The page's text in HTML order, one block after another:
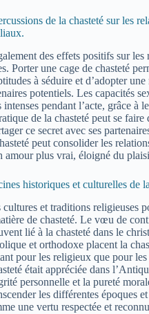
de la chasteté sur les
des effets positifs sur les
Porter une cage de chasteté
à séduire et d’adopter
potentiels. Les capacités
pendant l’acte, grâce à
de la chasteté peut se faire
ce secret avec ses
peut consolider les
amour plus vrai, éloigné du
historiques et culturelles de
et traditions religieuses
de chasteté. Le vœu de
lié à la chasteté dans le
et orthodoxe placent la
pour les religieux que pour
était appréciée dans
personnelle et la pureté
les différentes époques
une vertu respectée et